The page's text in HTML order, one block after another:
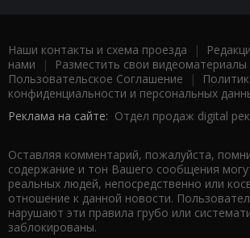
Наши контакты и схема проезда |
нами | Разместить свои видеоматериалы
Пользовательское Соглашение |
конфиденциальности и персональных
Реклама на сайте: Отдел продаж digital
Оставляя комментарий, пожалуйста,
содержание и тон Вашего сообщения
реальных людей, непосредственно или
отношение к данной новости.
нарушают эти правила грубо или
заблокированы.